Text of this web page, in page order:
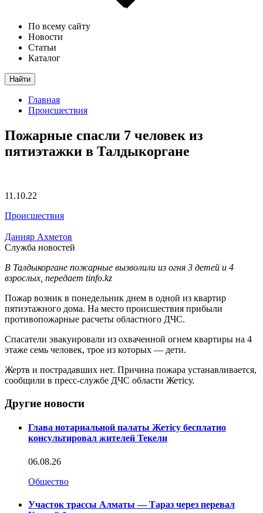
По всему сайту
Новости
Статьи
Каталог
Найти
Главная
Происшествия
Пожарные спасли 7 человек из
пятиэтажки в Талдыкоргане
11.10.22
Происшествия
Данияр Ахметов
Служба новостей
В Талдыкоргане пожарные вызволили из огня 3 детей и 4
взрослых, передает tinfo.kz
Пожар возник в понедельник днем в одной из квартир
пятиэтажного дома. На место происшествия прибыли
противопожарные расчеты областного ДЧС.
Спасатели эвакуировали из охваченной огнем квартиры на 4
этаже семь человек, трое из которых — дети.
Жертв и пострадавших нет. Причина пожара устанавливается,
сообщили в пресс-службе ДЧС области Жетісу.
Другие новости
Глава нотариальной палаты Жетісу бесплатно
консультировал жителей Текели
06.08.26
Общество
Участок трассы Алматы — Тараз через перевал